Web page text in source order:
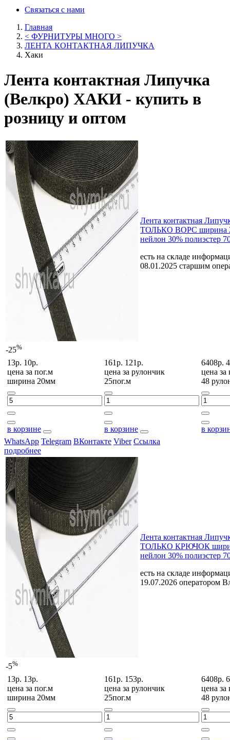
Связаться с нами
Главная
< ФУРНИТУРЫ МНОГО >
ЛЕНТА КОНТАКТНАЯ ЛИПУЧКА
Хаки
Лента контактная Липучка
(Велкро) ХАКИ - купить в
розницу и оптом
-25%
Лента контактная
ТОЛЬКО ВОРС ширина
нейлон 30% полиэстер
есть на складе
08.01.2025 старшим
13р. 10р.
цена за пог.м
ширина 20мм
в корзине
161р. 121р.
цена за рулончик
25пог.м
в корзине
6408р.
цена за
48
в
WhatsApp Telegram ВКонтакте Viber Ссылка
подробнее
-5%
Лента контактная
ТОЛЬКО КРЮЧОК
нейлон 30% полиэстер
есть на складе
19.07.2026 оператором
13р. 13р.
цена за пог.м
ширина 20мм
161р. 153р.
цена за рулончик
25пог.м
6408р.
цена за
48